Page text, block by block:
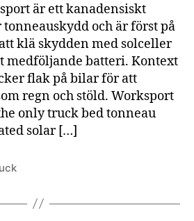
är ett kanadensiskt
och är först på
klä skydden med solceller
medföljande batteri. Kontext
flak på bilar för att
regn och stöld. Worksport
only truck bed tonneau
solar […]